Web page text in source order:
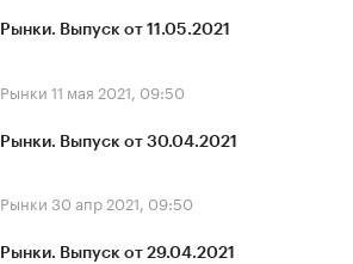
Рынки. Выпуск от 11.05.2021
Рынки 11 мая 2021, 09:50
Рынки. Выпуск от 30.04.2021
Рынки 30 апр 2021, 09:50
Рынки. Выпуск от 29.04.2021